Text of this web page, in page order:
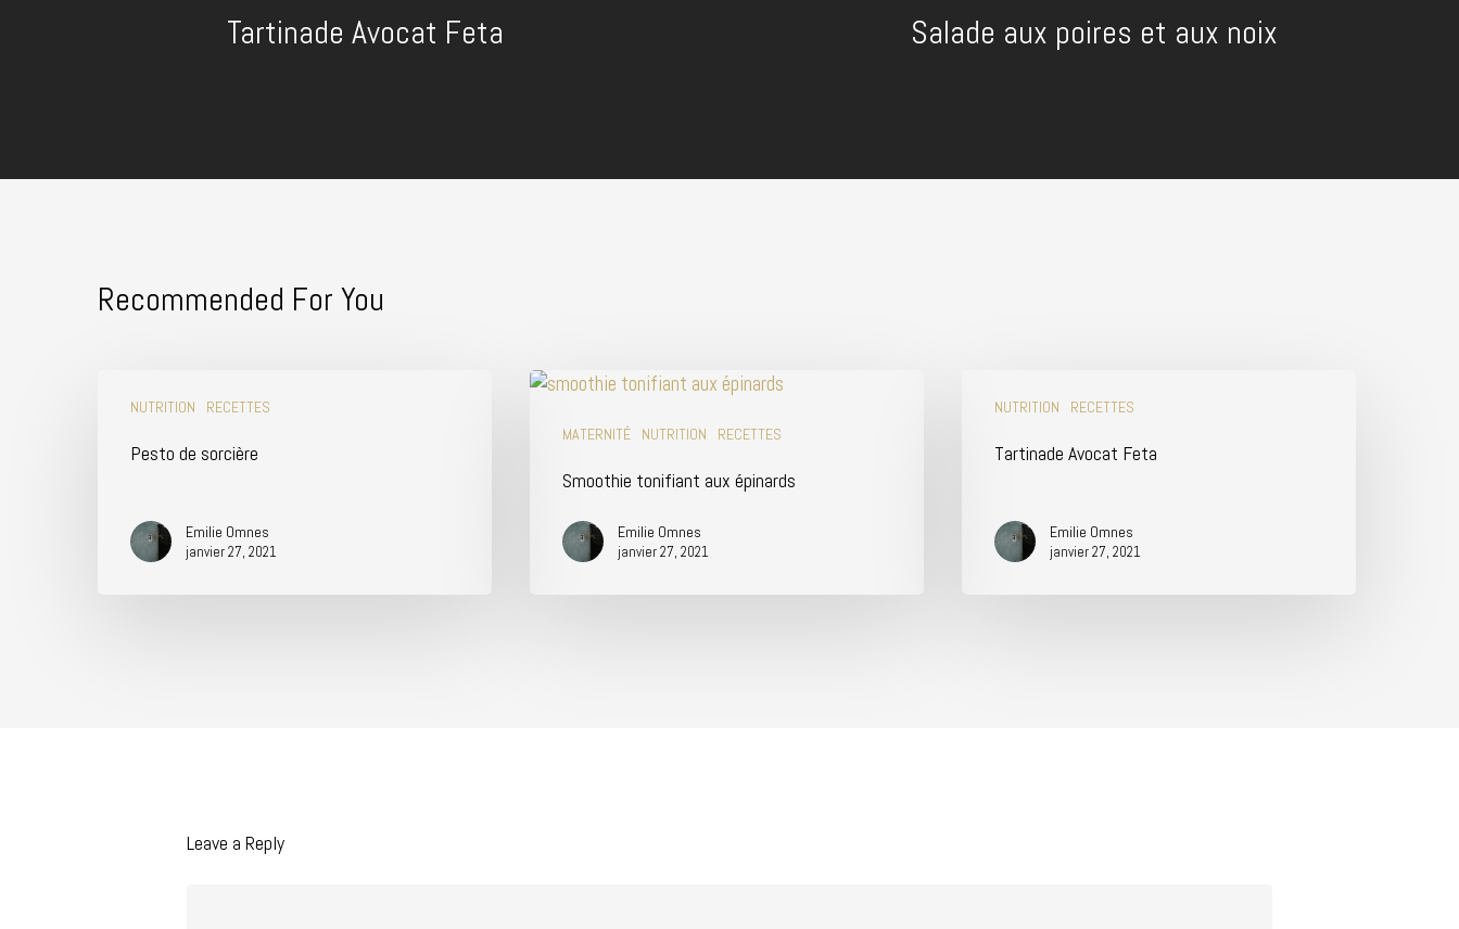
Tartinade Avocat Feta Salade aux poires et aux noix
Recommended For You
NUTRITION RECETTES
Pesto de sorcière
Emilie Omnes
janvier 27, 2021
MATERNITÉ NUTRITION RECETTES
Smoothie tonifiant aux épinards
Emilie Omnes
janvier 27, 2021
NUTRITION RECETTES
Tartinade Avocat Feta
Emilie Omnes
janvier 27, 2021
Leave a Reply